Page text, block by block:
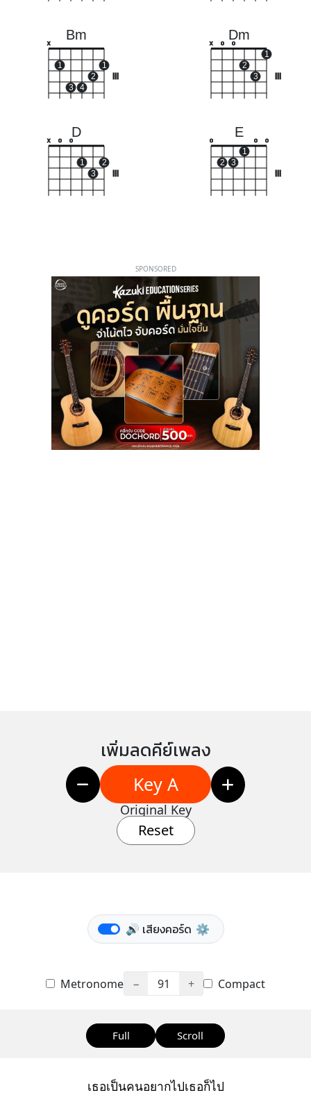
Bm
x
1
3 4
2
1
Dm
x o o
2
3
1
D
x o o
1
3
2
E
o
2 3
1
o o
SPONSORED
เพิ่มลดคีย์เพลง
Key A
Original Key
Reset
🔊 เสียงคอร์ด ⚙️
Metronome − 91 + Compact
Full Scroll
เธอเป็นคนอยากไปเธอก็ไป